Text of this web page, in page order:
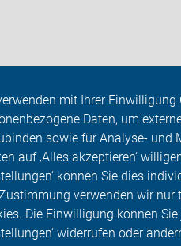
mit Ihrer Einwilligung
Daten, um
sowie für Analyse- und
auf ‚Alles akzeptieren‘
können Sie dies
verwenden wir nur
Die Einwilligung können
widerrufen oder